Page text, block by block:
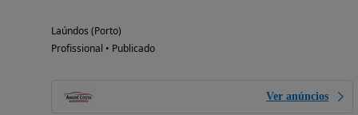
Laúndos (Porto)
Profissional • Publicado
Ver anúncios